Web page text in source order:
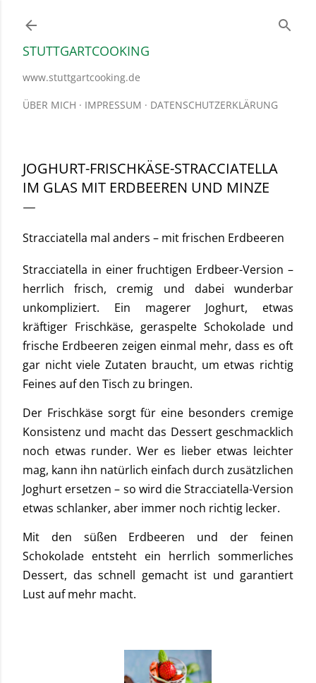
STUTTGARTCOOKING
www.stuttgartcooking.de
ÜBER MICH IMPRESSUM DATENSCHUTZERKLÄRUNG
JOGHURT-FRISCHKÄSE-STRACCIATELLA
IM GLAS MIT ERDBEEREN UND MINZE
Stracciatella mal anders – mit frischen Erdbeeren
Stracciatella in einer fruchtigen Erdbeer-Version –
herrlich frisch, cremig und dabei wunderbar
unkompliziert. Ein magerer Joghurt, etwas
kräftiger Frischkäse, geraspelte Schokolade und
frische Erdbeeren zeigen einmal mehr, dass es oft
gar nicht viele Zutaten braucht, um etwas richtig
Feines auf den Tisch zu bringen.
Der Frischkäse sorgt für eine besonders cremige
Konsistenz und macht das Dessert geschmacklich
noch etwas runder. Wer es lieber etwas leichter
mag, kann ihn natürlich einfach durch zusätzlichen
Joghurt ersetzen – so wird die Stracciatella-Version
etwas schlanker, aber immer noch richtig lecker.
Mit den süßen Erdbeeren und der feinen
Schokolade entsteht ein herrlich sommerliches
Dessert, das schnell gemacht ist und garantiert
Lust auf mehr macht.